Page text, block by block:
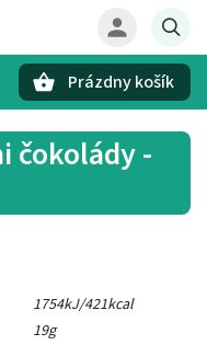
Prázdny košík
čokolády -
1754kJ/421kcal
19g